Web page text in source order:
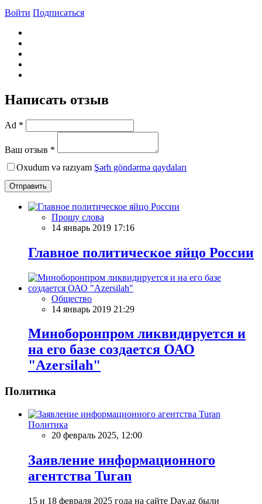
Войти Подписаться
Написать отзыв
Ad *
Ваш отзыв *
Oxudum və razıyam Şərh göndərmə qaydaları
Отправить
Прошу слова
14 январь 2019 17:16
Главное политическое яйцо России
Общество
14 январь 2019 21:29
Миноборонпром ликвидируется и
на его базе создается ОАО
"Azersilah"
Политика
Политика
20 февраль 2025, 12:00
Заявление информационного
агентства Turan
15 и 18 февраля 2025 года на сайте Day.az были